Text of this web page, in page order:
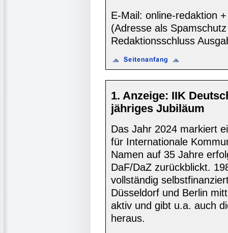
E-Mail: online-redaktion
(Adresse als
Redaktionsschluss
1. Anzeige: IIK
jähriges Jubiläum
Das Jahr 2024 markiert
für Internationale
Namen auf 35 Jahre
DaF/DaZ zurückblickt.
vollständig
Düsseldorf und Berlin
aktiv und gibt u.a. auch
heraus.